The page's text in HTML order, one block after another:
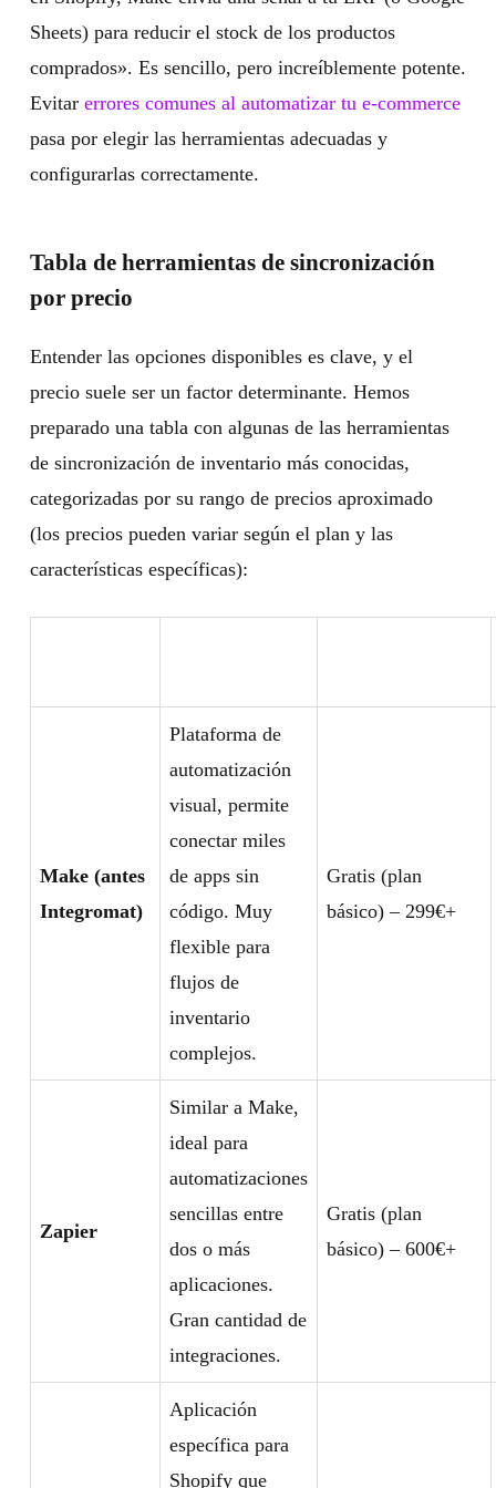
Sheets) para reducir el stock de los productos
comprados». Es sencillo, pero increíblemente potente.
Evitar errores comunes al automatizar tu e-commerce
pasa por elegir las herramientas adecuadas y
configurarlas correctamente.
Tabla de herramientas de sincronización
por precio
Entender las opciones disponibles es clave, y el
precio suele ser un factor determinante. Hemos
preparado una tabla con algunas de las herramientas
de sincronización de inventario más conocidas,
categorizadas por su rango de precios aproximado
(los precios pueden variar según el plan y las
características específicas):
Make (antes
Integromat)
Plataforma de
automatización
visual, permite
conectar miles
de apps sin
código. Muy
flexible para
flujos de
inventario
complejos.
Gratis (plan
básico) – 299€+
Zapier
Similar a Make,
ideal para
automatizaciones
sencillas entre
dos o más
aplicaciones.
Gran cantidad de
integraciones.
Gratis (plan
básico) – 600€+
Aplicación
específica para
Shopify que